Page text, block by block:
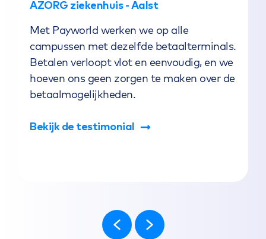
AZORG ziekenhuis - Aalst
Met Payworld werken we op alle
campussen met dezelfde betaalterminals.
Betalen verloopt vlot en eenvoudig, en we
hoeven ons geen zorgen te maken over de
betaalmogelijkheden.
Bekijk de testimonial